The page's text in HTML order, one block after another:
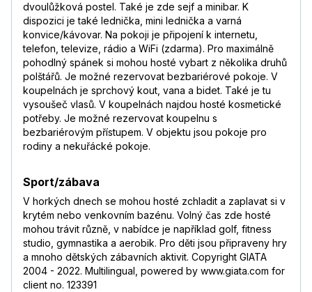
dvoulůžková postel. Také je zde sejf a minibar. K
dispozici je také lednička, mini lednička a varná
konvice/kávovar. Na pokoji je připojení k internetu,
telefon, televize, rádio a WiFi (zdarma). Pro maximálně
pohodlný spánek si mohou hosté vybart z několika druhů
polštářů. Je možné rezervovat bezbariérové pokoje. V
koupelnách je sprchový kout, vana a bidet. Také je tu
vysoušeč vlasů. V koupelnách najdou hosté kosmetické
potřeby. Je možné rezervovat koupelnu s
bezbariérovým přístupem. V objektu jsou pokoje pro
rodiny a nekuřácké pokoje.
Sport/zábava
V horkých dnech se mohou hosté zchladit a zaplavat si v
krytém nebo venkovním bazénu. Volný čas zde hosté
mohou trávit různě, v nabídce je například golf, fitness
studio, gymnastika a aerobik. Pro děti jsou připraveny hry
a mnoho dětských zábavních aktivit. Copyright GIATA
2004 - 2022. Multilingual, powered by www.giata.com for
client no. 123391